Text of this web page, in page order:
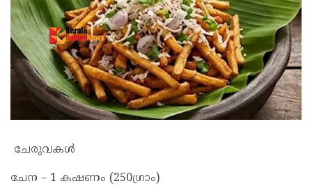
ചേരുവകൾ
ചേന – 1 കഷണം (250ഗ്രാം)